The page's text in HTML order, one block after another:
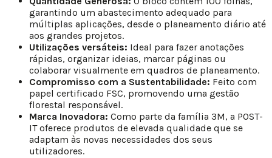
garantindo um abastecimento adequado para
múltiplas aplicações, desde o planeamento diário até
aos grandes projetos.
Utilizações versáteis: Ideal para fazer anotações
rápidas, organizar ideias, marcar páginas ou
colaborar visualmente em quadros de planeamento.
Compromisso com a Sustentabilidade: Feito com
papel certificado FSC, promovendo uma gestão
florestal responsável.
Marca Inovadora: Como parte da família 3M, a POST-
IT oferece produtos de elevada qualidade que se
adaptam às novas necessidades dos seus
utilizadores.